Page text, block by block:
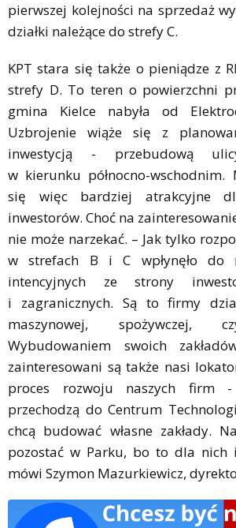
pierwszej kolejności na sprzedaż
działki należące do strefy C.
KPT stara się także o pieniądze z
strefy D. To teren o powierzchni
gmina Kielce nabyła od
Uzbrojenie wiąże się z
inwestycją - przebudową
w kierunku północno-
się więc bardziej atrakcyjne
inwestorów. Choć na
nie może narzekać. – Jak tylko
w strefach B i C wpłynęło do
intencyjnych ze strony
i zagranicznych. Są to firmy
maszynowej, spożywczej,
Wybudowaniem swoich
zainteresowani są także nasi
proces rozwoju naszych firm
przechodzą do Centrum
chcą budować własne zakłady.
pozostać w Parku, bo to dla nich
mówi Szymon Mazurkiewicz,